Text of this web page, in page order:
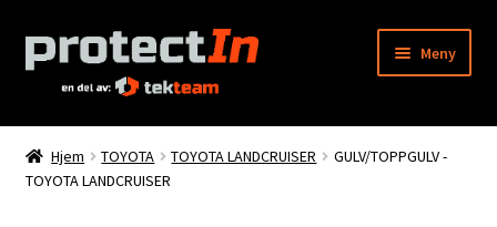
Hopp
til
navigasjon
Hopp
til
innhold
Meny
Hjem
Min konto
Hjem TOYOTA TOYOTA LANDCRUISER
GULV/TOPPGULV -
TOYOTA LANDCRUISER